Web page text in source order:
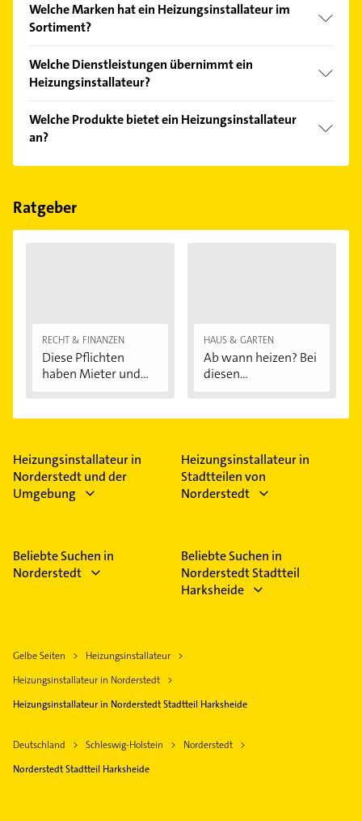
Bitte beachten Sie, dass diese an Sonn- und
Feiertagen abweichen können.
Welche Marken hat ein Heizungsinstallateur im
Sortiment?
Buderus, Junkers, Kaldewei, Vaillant und Viessmann.
Welche Dienstleistungen übernimmt ein
Heizungsinstallateur?
Energieberatung, Installationen für die
Abwasserentsorgung, Installationen für die
Wasserversorgung, Klempner und Solarstrom.
Welche Produkte bietet ein Heizungsinstallateur
an?
Das Angebot umfasst unter anderem Gasheizungen,
und Heiztechnik.
Ratgeber
RECHT & FINANZEN
Diese Pflichten
haben Mieter und...
HAUS & GARTEN
Ab wann heizen? Bei
diesen
Heizungsinstallateur in
Norderstedt und der
Umgebung
Heizungsinstallateur in
Stadtteilen von
Norderstedt
Beliebte Suchen in
Norderstedt
Beliebte Suchen in
Norderstedt Stadtteil
Harksheide
Gelbe Seiten
Heizungsinstallateur
Heizungsinstallateur in Norderstedt
Heizungsinstallateur in Norderstedt Stadtteil Harksheide
Deutschland Schleswig-Holstein
Norderstedt
Norderstedt Stadtteil Harksheide